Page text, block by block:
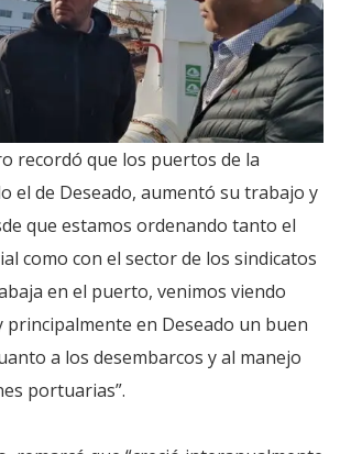
recordó que los puertos de la
el de Deseado, aumentó su trabajo y
que estamos ordenando tanto el
como con el sector de los sindicatos
en el puerto, venimos viendo
principalmente en Deseado un buen
a los desembarcos y al manejo
portuarias”.